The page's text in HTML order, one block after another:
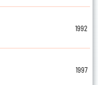
1992
1997